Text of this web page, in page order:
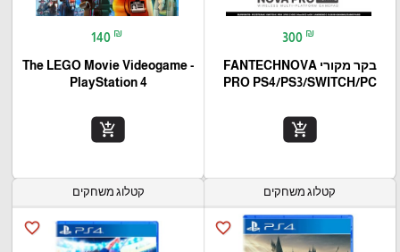
300 ₪
בקר מקורי FANTECHNOVA
PRO PS4/PS3/SWITCH/PC
add_shopping_cart
140 ₪
The LEGO Movie Videogame -
PlayStation 4
add_shopping_cart
קטלוג משחקים
favorite_border
קטלוג משחקים
favorite_border